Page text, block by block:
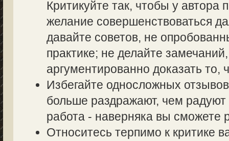
Критикуйте так, чтобы у автора
желание совершенствоваться
давайте советов, не
практике; не делайте
аргументированно доказать то,
Избегайте односложных
больше раздражают, чем
работа - наверняка вы сможете
Относитесь терпимо к критике